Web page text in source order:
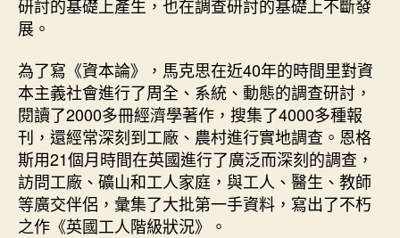
研討的基礎上產生，也在調查研討的基礎上不斷發
展。
為了寫《資本論》，馬克思在近40年的時間里對資
本主義社會進行了周全、系統、動態的調查研討，
閱讀了2000多冊經濟學著作，搜集了4000多種報
刊，還經常深刻到工廠、農村進行實地調查。恩格
斯用21個月時間在英國進行了廣泛而深刻的調查，
訪問工廠、礦山和工人家庭，與工人、醫生、教師
等廣交伴侶，彙集了大批第一手資料，寫出了不朽
之作《英國工人階級狀況》。